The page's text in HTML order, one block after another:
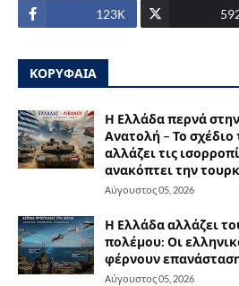
123Κ
ΚΟΡΥΦΑΙΑ
Η Ελλάδα περνά
Ανατολή – Το
αλλάζει τις
ανακόπτει την
Αύγουστος 05, 2026
Η Ελλάδα αλλάζει
πολέμου: Οι
φέρνουν
Αύγουστος 05, 2026